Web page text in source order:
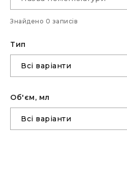
Знайдено 0 записів
Тип
Об'єм, мл